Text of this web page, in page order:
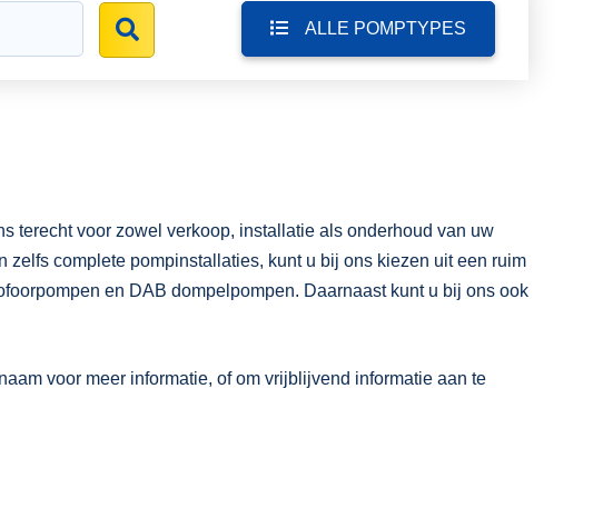
ALLE POMPTYPES
terecht voor zowel verkoop, installatie als onderhoud van uw
complete pompinstallaties, kunt u bij ons kiezen uit een ruim
en DAB dompelpompen. Daarnaast kunt u bij ons ook
voor meer informatie, of om vrijblijvend informatie aan te